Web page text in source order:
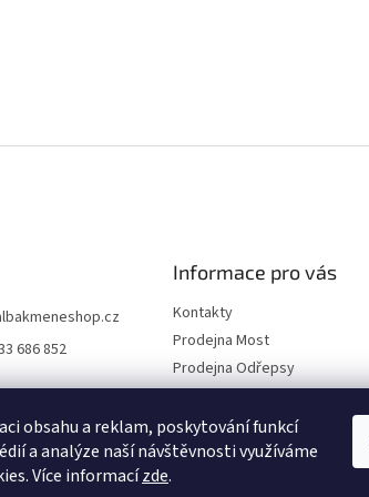
obsahu a reklam, poskytování funkcí
a analýze naší návštěvnosti využíváme
Více informacízde.
686 852
Informace pro vás
Kontakty
Prodejna Most
Prodejna Odřepsy
O společnosti
Blog